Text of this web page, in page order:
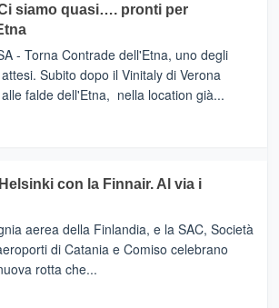
siamo quasi…. pronti per
- Torna Contrade dell'Etna, uno degli
Subito dopo il Vinitaly di Verona
falde dell'Etna, nella location già...
con la Finnair. Al via i
aerea della Finlandia, e la SAC, Società
di Catania e Comiso celebrano
rotta che...